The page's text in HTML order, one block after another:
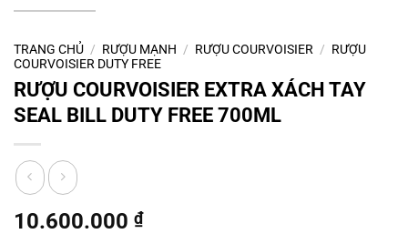
TRANG CHỦ / RƯỢU MẠNH / RƯỢU COURVOISIER / RƯỢU
COURVOISIER DUTY FREE
RƯỢU COURVOISIER EXTRA XÁCH TAY
SEAL BILL DUTY FREE 700ML
10.600.000 ₫